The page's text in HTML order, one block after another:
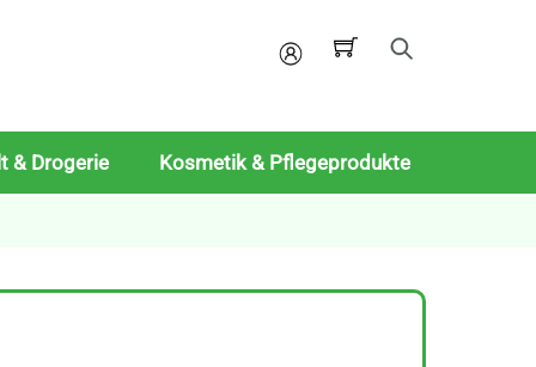
Mein
& Drogerie Kosmetik & Pflegeprodukte